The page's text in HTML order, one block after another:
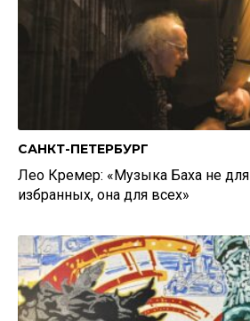
САНКТ-ПЕТЕРБУРГ
Лео Кремер: «Музыка Баха не для
избранных, она для всех»